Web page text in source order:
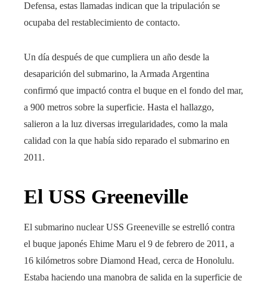
Defensa, estas llamadas indican que la tripulación se
ocupaba del restablecimiento de contacto.
Un día después de que cumpliera un año desde la
desaparición del submarino, la Armada Argentina
confirmó que impactó contra el buque en el fondo del mar,
a 900 metros sobre la superficie. Hasta el hallazgo,
salieron a la luz diversas irregularidades, como la mala
calidad con la que había sido reparado el submarino en
2011.
El USS Greeneville
El submarino nuclear USS Greeneville se estrelló contra
el buque japonés Ehime Maru el 9 de febrero de 2011, a
16 kilómetros sobre Diamond Head, cerca de Honolulu.
Estaba haciendo una manobra de salida en la superficie de